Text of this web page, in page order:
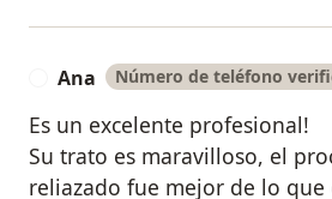
Ana Número de teléfono
Es un excelente profesional!
Su trato es maravilloso, el
reliazado fue mejor de lo que